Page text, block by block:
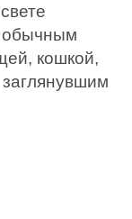
обычным
кошкой,